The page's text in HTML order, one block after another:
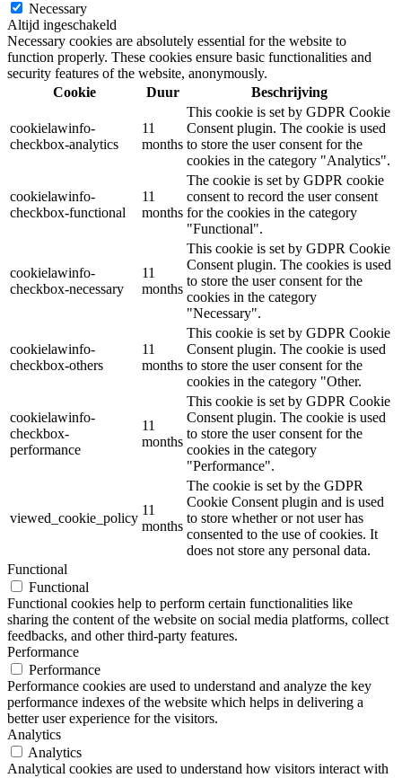
Necessary
Altijd ingeschakeld
Necessary cookies are absolutely essential for the website to
function properly. These cookies ensure basic functionalities and
security features of the website, anonymously.
Cookie
Duur Beschrijving
cookielawinfo-
checkbox-analytics
11
months
This cookie is set by GDPR Cookie
Consent plugin. The cookie is used
to store the user consent for the
cookies in the category "Analytics".
cookielawinfo-
checkbox-functional
11
months
The cookie is set by GDPR cookie
consent to record the user consent
for the cookies in the category
"Functional".
cookielawinfo-
checkbox-necessary
11
months
This cookie is set by GDPR Cookie
Consent plugin. The cookies is used
to store the user consent for the
cookies in the category
"Necessary".
cookielawinfo-
checkbox-others
11
months
This cookie is set by GDPR Cookie
Consent plugin. The cookie is used
to store the user consent for the
cookies in the category "Other.
cookielawinfo-
checkbox-
performance
11
months
This cookie is set by GDPR Cookie
Consent plugin. The cookie is used
to store the user consent for the
cookies in the category
"Performance".
viewed_cookie_policy
11
months
The cookie is set by the GDPR
Cookie Consent plugin and is used
to store whether or not user has
consented to the use of cookies. It
does not store any personal data.
Functional
Functional
Functional cookies help to perform certain functionalities like
sharing the content of the website on social media platforms, collect
feedbacks, and other third-party features.
Performance
Performance
Performance cookies are used to understand and analyze the key
performance indexes of the website which helps in delivering a
better user experience for the visitors.
Analytics
Analytics
Analytical cookies are used to understand how visitors interact with